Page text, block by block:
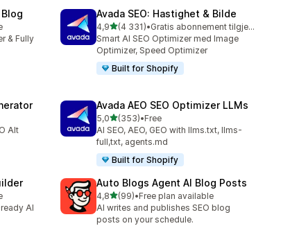
& Fully
Avada SEO: Hastighet & Bilde
4,9av 5 stjerner
(4 331)
Totalt 4331 omtaler
•
Gratis abonnement tilgjengelig
Smart AI SEO Optimizer med Image
Optimizer, Speed Optimizer
Built for Shopify
Alt
Avada AEO SEO Optimizer LLMs
5,0av 5 stjerner
(353)
Totalt 353 omtaler
•Free
AI SEO, AEO, GEO with llms.txt, llms-
full,txt, agents.md
Built for Shopify
AI
Auto Blogs Agent AI Blog Posts
4,8av 5 stjerner
(99)
Totalt 99 omtaler
•Free plan available
AI writes and publishes SEO blog
posts on your schedule.